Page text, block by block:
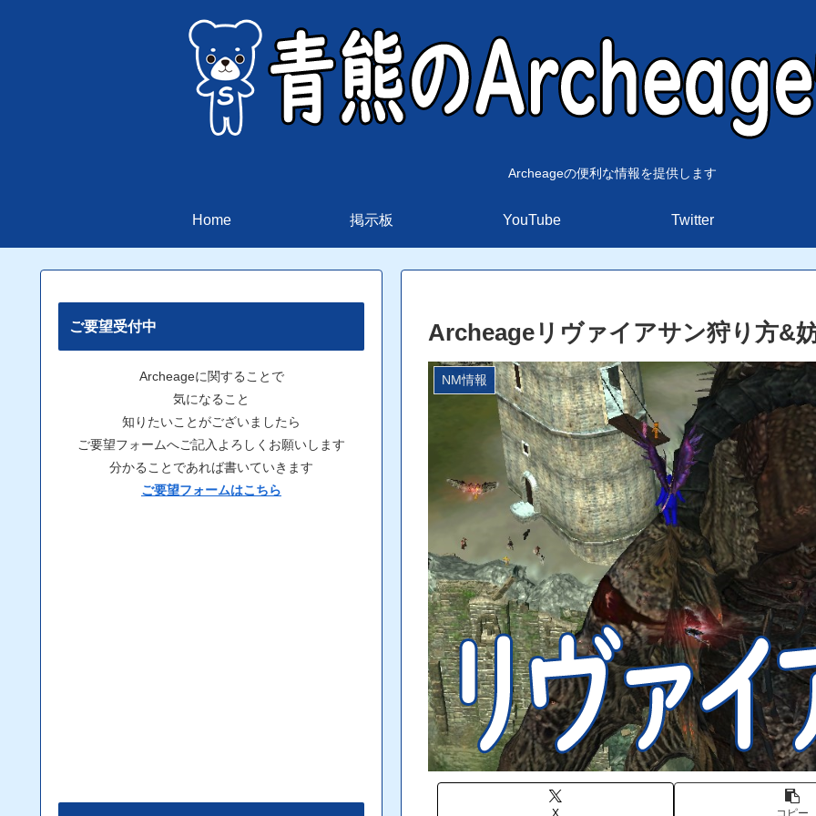
Archeageの便利な情報を提供します
Home 掲示板 YouTube Twitter
Archeageリヴァイアサン狩り方&
NM情報
X コピー
ご要望受付中
Archeageに関することで
気になること
知りたいことがございましたら
ご要望フォームへご記入よろしくお願いします
分かることであれば書いていきます
ご要望フォームはこちら